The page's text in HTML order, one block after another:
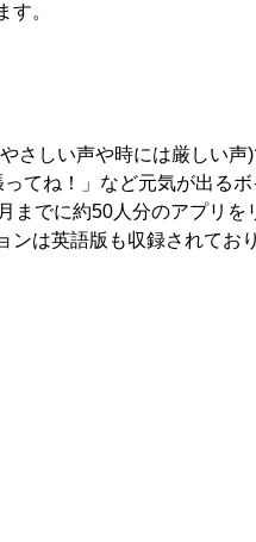
。
さしい声や時には厳しい声
てね！」など元気が出るボ
までに約50人分のアプリを
ンは英語版も収録されてお